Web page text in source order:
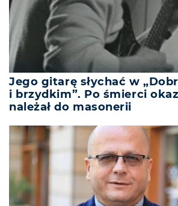
Jego gitarę słychać w
i brzydkim”. Po śmierci
należał do masonerii